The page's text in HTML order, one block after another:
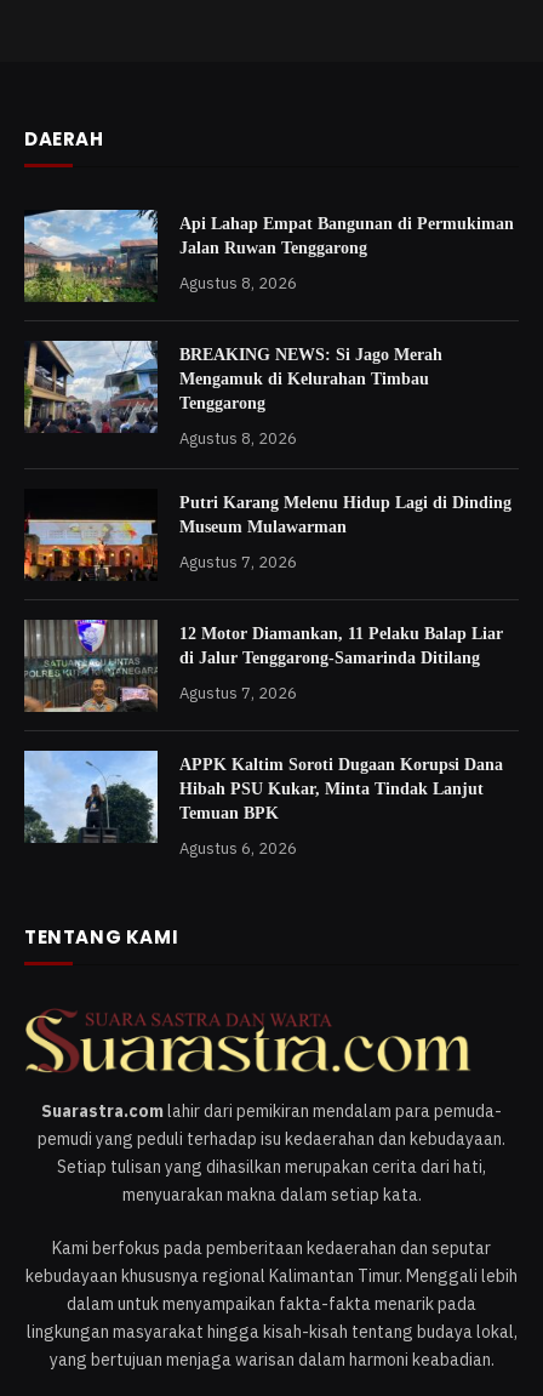
DAERAH
Api Lahap Empat Bangunan di Permukiman
Jalan Ruwan Tenggarong
Agustus 8, 2026
BREAKING NEWS: Si Jago Merah
Mengamuk di Kelurahan Timbau
Tenggarong
Agustus 8, 2026
Putri Karang Melenu Hidup Lagi di Dinding
Museum Mulawarman
Agustus 7, 2026
12 Motor Diamankan, 11 Pelaku Balap Liar
di Jalur Tenggarong-Samarinda Ditilang
Agustus 7, 2026
APPK Kaltim Soroti Dugaan Korupsi Dana
Hibah PSU Kukar, Minta Tindak Lanjut
Temuan BPK
Agustus 6, 2026
TENTANG KAMI
Suarastra.comlahir dari pemikiran mendalam para pemuda-
pemudi yang peduli terhadap isu kedaerahan dan kebudayaan.
Setiap tulisan yang dihasilkan merupakan cerita dari hati,
menyuarakan makna dalam setiap kata.
Kami berfokus pada pemberitaan kedaerahan dan seputar
kebudayaan khususnya regional Kalimantan Timur. Menggali lebih
dalam untuk menyampaikan fakta-fakta menarik pada
lingkungan masyarakat hingga kisah-kisah tentang budaya lokal,
yang bertujuan menjaga warisan dalam harmoni keabadian.